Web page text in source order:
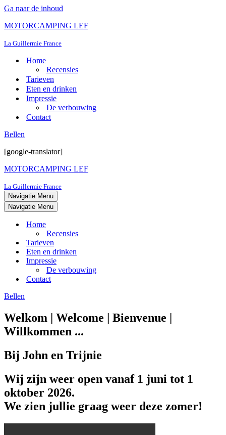
Ga naar de inhoud
MOTORCAMPING LEF
La Guillermie France
Home
Recensies
Tarieven
Eten en drinken
Impressie
De verbouwing
Contact
Bellen
[google-translator]
MOTORCAMPING LEF
La Guillermie France
Navigatie Menu
Navigatie Menu
Home
Recensies
Tarieven
Eten en drinken
Impressie
De verbouwing
Contact
Bellen
Welkom | Welcome | Bienvenue |
Willkommen ...
Bij John en Trijnie
Wij zijn weer open vanaf 1 juni tot 1
oktober 2026.
We zien jullie graag weer deze zomer!